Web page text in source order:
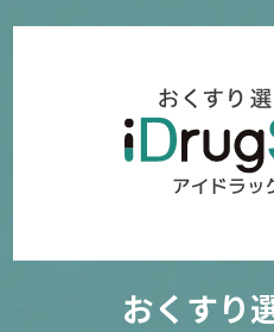
おくすり